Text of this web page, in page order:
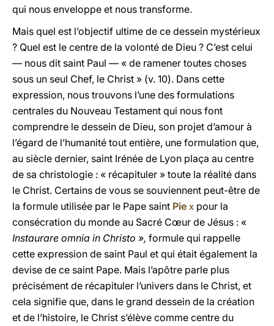
qui nous enveloppe et nous transforme.
Mais quel est l’objectif ultime de ce dessein mystérieux
? Quel est le centre de la volonté de Dieu ? C’est celui
— nous dit saint Paul — « de ramener toutes choses
sous un seul Chef, le Christ » (v. 10). Dans cette
expression, nous trouvons l’une des formulations
centrales du Nouveau Testament qui nous font
comprendre le dessein de Dieu, son projet d’amour à
l’égard de l’humanité tout entière, une formulation que,
au siècle dernier, saint Irénée de Lyon plaça au centre
de sa christologie : « récapituler » toute la réalité dans
le Christ. Certains de vous se souviennent peut-être de
la formule utilisée par le Pape saint Pie x pour la
consécration du monde au Sacré Cœur de Jésus : «
Instaurare omnia in Christo », formule qui rappelle
cette expression de saint Paul et qui était également la
devise de ce saint Pape. Mais l’apôtre parle plus
précisément de récapituler l’univers dans le Christ, et
cela signifie que, dans le grand dessein de la création
et de l’histoire, le Christ s’élève comme centre du